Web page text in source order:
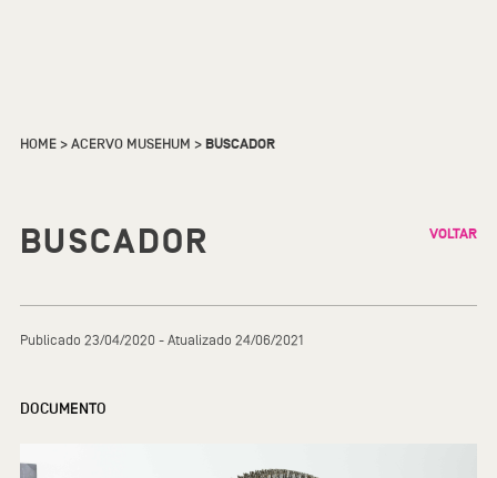
HOME>ACERVO MUSEHUM >BUSCADOR
BUSCADOR VOLTAR
Publicado 23/04/2020 - Atualizado 24/06/2021
DOCUMENTO